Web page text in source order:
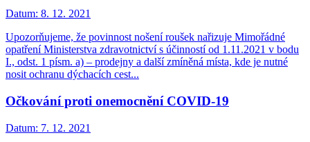
Datum: 8. 12. 2021
Upozorňujeme, že povinnost nošení roušek nařizuje Mimořádné
opatření Ministerstva zdravotnictví s účinností od 1.11.2021 v bodu
I., odst. 1 písm. a) – prodejny a další zmíněná místa, kde je nutné
nosit ochranu dýchacích cest...
Očkování proti onemocnění COVID-19
Datum: 7. 12. 2021